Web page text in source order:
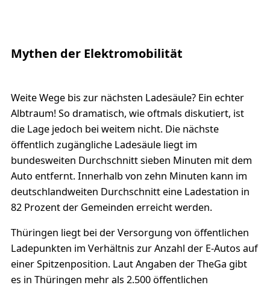
Mythen der Elektromobilität
Weite Wege bis zur nächsten Ladesäule? Ein echter
Albtraum! So dramatisch, wie oftmals diskutiert, ist
die Lage jedoch bei weitem nicht. Die nächste
öffentlich zugängliche Ladesäule liegt im
bundesweiten Durchschnitt sieben Minuten mit dem
Auto entfernt. Innerhalb von zehn Minuten kann im
deutschlandweiten Durchschnitt eine Ladestation in
82 Prozent der Gemeinden erreicht werden.
Thüringen liegt bei der Versorgung von öffentlichen
Ladepunkten im Verhältnis zur Anzahl der E-Autos auf
einer Spitzenposition. Laut Angaben der TheGa gibt
es in Thüringen mehr als 2.500 öffentlichen